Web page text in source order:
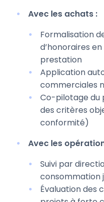
Avec les achats :
Formalisation
d’honoraires
prestation
Application
commerciales
Co-pilotage du
des critères
conformité)
Avec les
Suivi par
consommation
Évaluation des